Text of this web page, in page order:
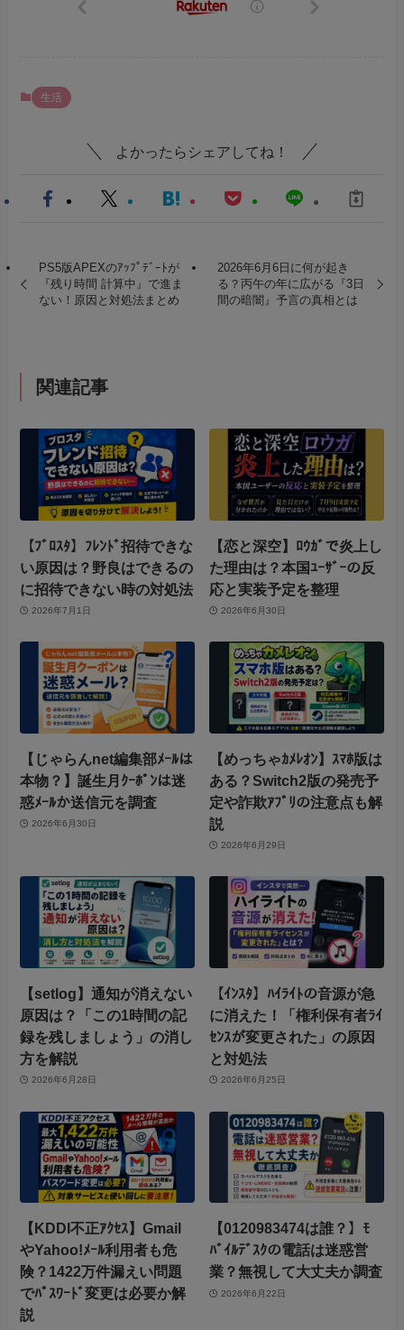
生活
よかったらシェアしてね！
PS5版APEXのｱｯﾌﾟﾃﾞｰﾄが
『残り時間 計算中』で進ま
ない！原因と対処法まとめ
2026年6月6日に何が起き
る？丙午の年に広がる『3日
間の暗闇』予言の真相とは
関連記事
【ﾌﾞﾛｽﾀ】ﾌﾚﾝﾄﾞ招待できな
い原因は？野良はできるの
に招待できない時の対処法
2026年7月1日
【恋と深空】ﾛｳｶﾞで炎上し
た理由は？本国ﾕｰｻﾞｰの反
応と実装予定を整理
2026年6月30日
【じゃらんnet編集部ﾒｰﾙは
本物？】誕生月ｸｰﾎﾟﾝは迷
惑ﾒｰﾙか送信元を調査
2026年6月30日
【めっちゃｶﾒﾚｵﾝ】ｽﾏﾎ版は
ある？Switch2版の発売予
定や詐欺ｱﾌﾟﾘの注意点も解
説
2026年6月29日
【setlog】通知が消えない
原因は？「この1時間の記
録を残しましょう」の消し
方を解説
2026年6月28日
【ｲﾝｽﾀ】ﾊｲﾗｲﾄの音源が急
に消えた！「権利保有者ﾗｲ
ｾﾝｽが変更された」の原因
と対処法
2026年6月25日
【KDDI不正ｱｸｾｽ】Gmail
やYahoo!ﾒｰﾙ利用者も危
険？1422万件漏えい問題
でﾊﾟｽﾜｰﾄﾞ変更は必要か解
説
【0120983474は誰？】ﾓ
ﾊﾞｲﾙﾃﾞｽｸの電話は迷惑営
業？無視して大丈夫か調査
2026年6月22日